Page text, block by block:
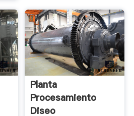
Planta
Procesamiento
Diseo